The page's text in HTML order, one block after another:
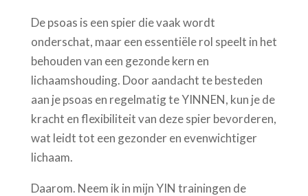
De psoas is een spier die vaak wordt
onderschat, maar een essentiële rol speelt in het
behouden van een gezonde kern en
lichaamshouding. Door aandacht te besteden
aan je psoas en regelmatig te YINNEN, kun je de
kracht en flexibiliteit van deze spier bevorderen,
wat leidt tot een gezonder en evenwichtiger
lichaam.
Daarom. Neem ik in mijn YIN trainingen de